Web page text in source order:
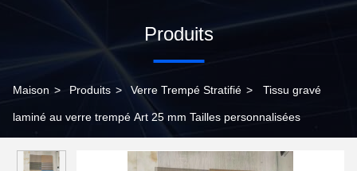
Produits
Maison > Produits > Verre Trempé Stratifié > Tissu gravé
laminé au verre trempé Art 25 mm Tailles personnalisées